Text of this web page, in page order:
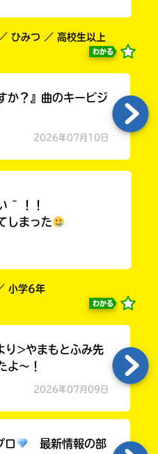
ひみつ ／ 高校生以上
わかる
か？』曲のキービジ
2026年07月10日
~ ！！
しまった
小学6年
わかる
り>やまもとふみ先
よ～！
2026年07月09日
ロ
最新情報の部